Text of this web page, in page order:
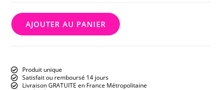
AJOUTER AU PANIER
Produit unique
Satisfait ou remboursé 14 jours
Livraison GRATUITE en France Métropolitaine